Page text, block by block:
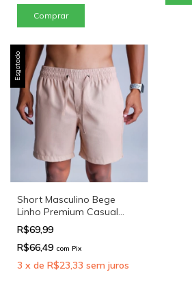
Comprar
Esgotado
Short Masculino Bege
Linho Premium Casual
Confortável para Praia
R$69,99
R$66,49 com Pix
3 x de R$23,33 sem juros